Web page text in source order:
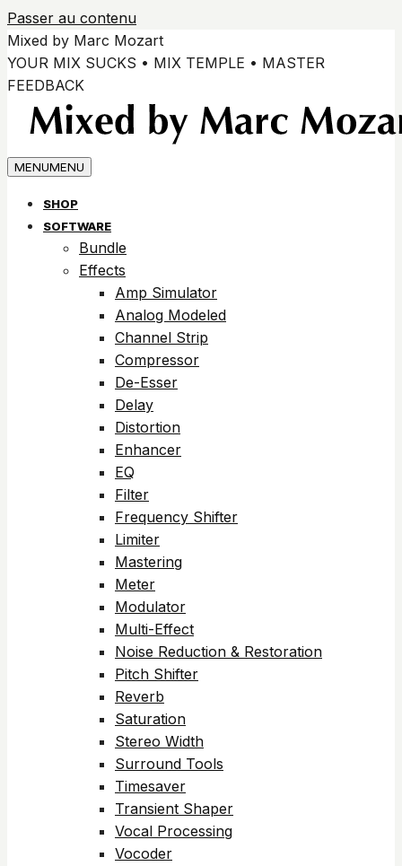
Passer au contenu
Mixed by Marc Mozart
YOUR MIX SUCKS • MIX TEMPLE • MASTER
FEEDBACK
MENUMENU
SHOP
SOFTWARE
Bundle
Effects
Amp Simulator
Analog Modeled
Channel Strip
Compressor
De-Esser
Delay
Distortion
Enhancer
EQ
Filter
Frequency Shifter
Limiter
Mastering
Meter
Modulator
Multi-Effect
Noise Reduction & Restoration
Pitch Shifter
Reverb
Saturation
Stereo Width
Surround Tools
Timesaver
Transient Shaper
Vocal Processing
Vocoder